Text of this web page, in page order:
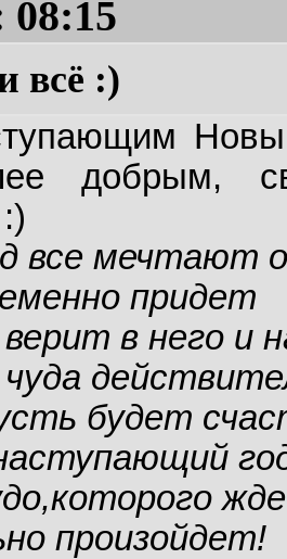
08:15
всё :)
добрым,
все мечтают
придет
в него и
будет
произойдет!